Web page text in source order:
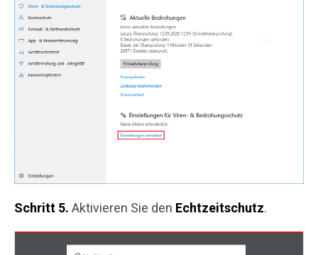
Schritt 5. Aktivieren Sie den Echtzeitschutz.